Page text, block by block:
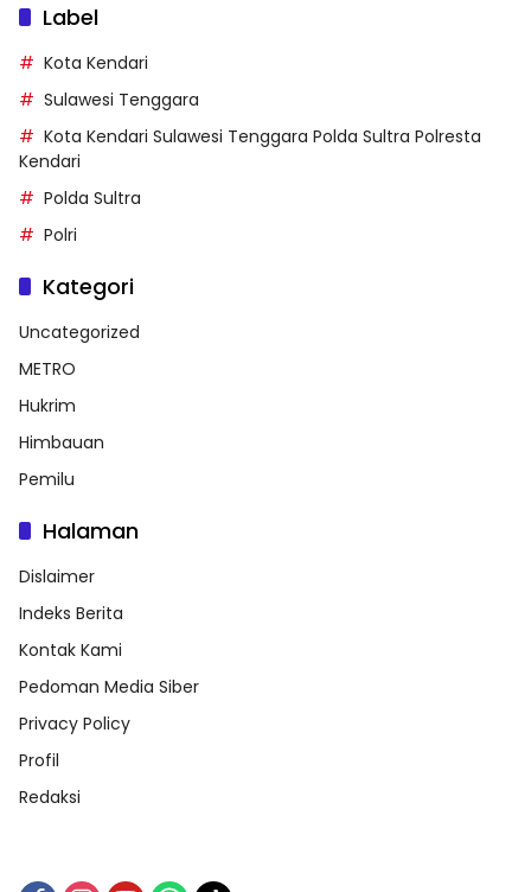
Label
Kota Kendari
Sulawesi Tenggara
Kota Kendari Sulawesi Tenggara Polda Sultra Polresta
Kendari
Polda Sultra
Polri
Kategori
Uncategorized
METRO
Hukrim
Himbauan
Pemilu
Halaman
Dislaimer
Indeks Berita
Kontak Kami
Pedoman Media Siber
Privacy Policy
Profil
Redaksi